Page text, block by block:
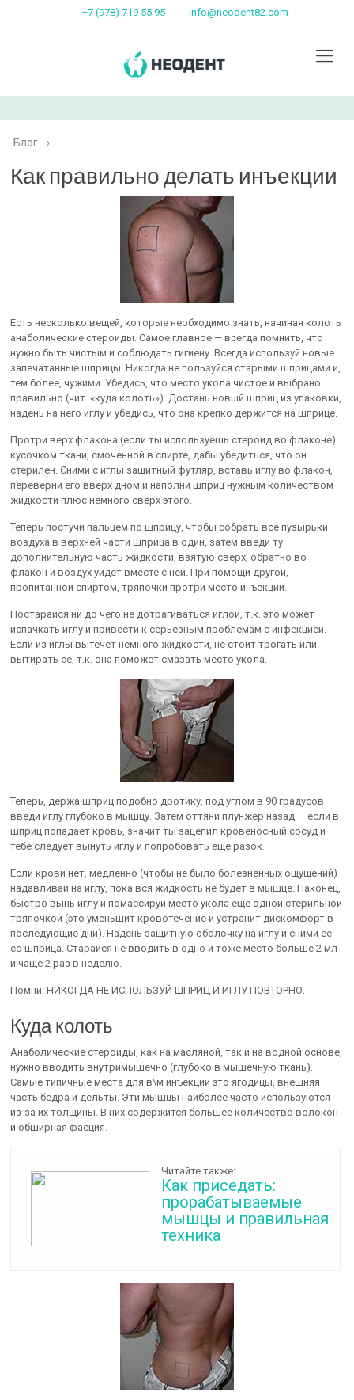
+7 (978) 719 55 95 info@neodent82.com
Блог ›
Как правильно делать инъекции
Есть несколько вещей, которые необходимо знать, начиная колоть
анаболические стероиды. Самое главное — всегда помнить, что
нужно быть чистым и соблюдать гигиену. Всегда используй новые
запечатанные шприцы. Никогда не пользуйся старыми шприцами и,
тем более, чужими. Убедись, что место укола чистое и выбрано
правильно (чит. «куда колоть»). Достань новый шприц из упаковки,
надень на него иглу и убедись, что она крепко держится на шприце.
Протри верх флакона (если ты используешь стероид во флаконе)
кусочком ткани, смоченной в спирте, дабы убедиться, что он
стерилен. Сними с иглы защитный футляр, вставь иглу во флакон,
переверни его вверх дном и наполни шприц нужным количеством
жидкости плюс немного сверх этого.
Теперь постучи пальцем по шприцу, чтобы собрать все пузырьки
воздуха в верхней части шприца в один, затем введи ту
дополнительную часть жидкости, взятую сверх, обратно во
флакон и воздух уйдёт вместе с ней. При помощи другой,
пропитанной спиртом, тряпочки протри место инъекции.
Постарайся ни до чего не дотрагиваться иглой, т.к. это может
испачкать иглу и привести к серьёзным проблемам с инфекцией.
Если из иглы вытечет немного жидкости, не стоит трогать или
вытирать её, т.к. она поможет смазать место укола.
Теперь, держа шприц подобно дротику, под углом в 90 градусов
введи иглу глубоко в мышцу. Затем оттяни плунжер назад — если в
шприц попадает кровь, значит ты зацепил кровеносный сосуд и
тебе следует вынуть иглу и попробовать ещё разок.
Если крови нет, медленно (чтобы не было болезненных ощущений)
надавливай на иглу, пока вся жидкость не будет в мышце. Наконец,
быстро вынь иглу и помассируй место укола ещё одной стерильной
тряпочкой (это уменьшит кровотечение и устранит дискомфорт в
последующие дни). Надень защитную оболочку на иглу и сними её
со шприца. Старайся не вводить в одно и тоже место больше 2 мл
и чаще 2 раз в неделю.
Помни: НИКОГДА НЕ ИСПОЛЬЗУЙ ШПРИЦ И ИГЛУ ПОВТОРНО.
Куда колоть
Анаболические стероиды, как на масляной, так и на водной основе,
нужно вводить внутримышечно (глубоко в мышечную ткань).
Самые типичные места для в\м инъекций это ягодицы, внешняя
часть бедра и дельты. Эти мышцы наиболее часто используются
из-за их толщины. В них содержится большее количество волокон
и обширная фасция.
Читайте также:
Как приседать:
прорабатываемые
мышцы и правильная
техника